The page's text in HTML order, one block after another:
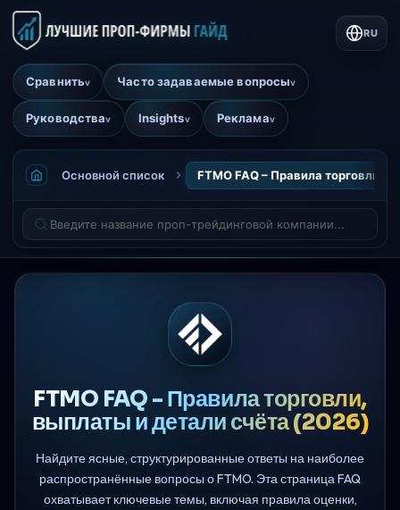
Сравнитьv Часто задаваемые вопросыv
Руководстваv Insightsv Рекламаv
RU
Основной список FTMO FAQ – Правила торговли,
FTMO FAQ - Правила торговли,
выплаты и детали счёта (2026)
Найдите ясные, структурированные ответы на наиболее
распространённые вопросы о FTMO. Эта страница FAQ
охватывает ключевые темы, включая правила оценки,